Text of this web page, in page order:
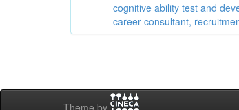
cognitive ability test and
career consultant,